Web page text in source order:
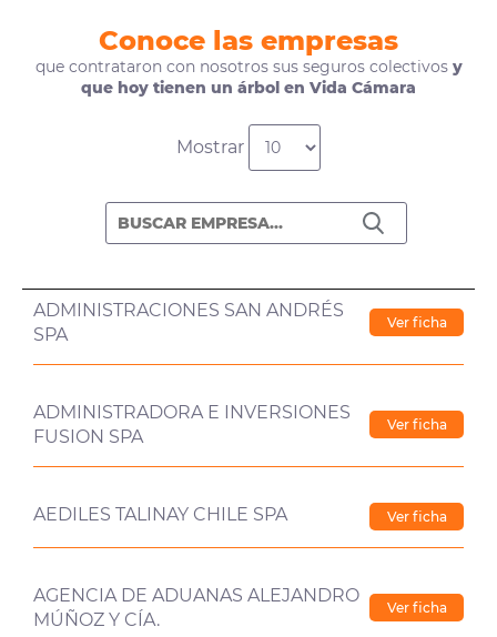
Conoce las empresas
que contrataron con nosotros sus seguros colectivos y
que hoy tienen un árbol en Vida Cámara
Mostrar
ADMINISTRACIONES SAN ANDRÉS
SPA
Ver ficha
ADMINISTRADORA E INVERSIONES
FUSION SPA
Ver ficha
AEDILES TALINAY CHILE SPA Ver ficha
AGENCIA DE ADUANAS ALEJANDRO
MÚÑOZ Y CÍA.
Ver ficha